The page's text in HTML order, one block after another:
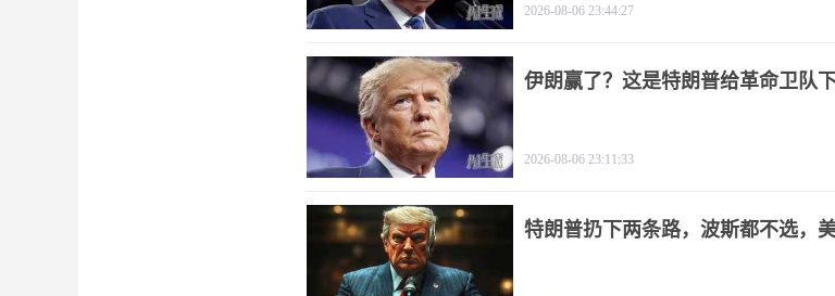
2026-08-06 23:44:27
伊朗赢了？这是特朗普给革命卫队
2026-08-06 23:11:33
特朗普扔下两条路，波斯都不选，